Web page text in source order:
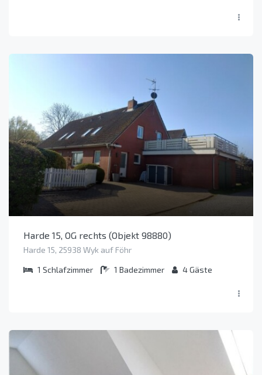
Harde 15, OG rechts (Objekt 98880)
Harde 15, 25938 Wyk auf Föhr
1 Schlafzimmer 1 Badezimmer 4Gäste